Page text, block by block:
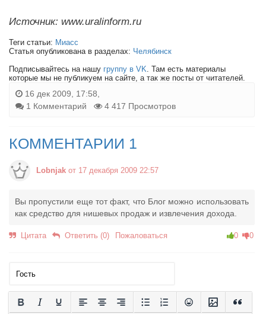
Источник: www.uralinform.ru
Теги статьи: Миасс
Статья опубликована в разделах: Челябинск
Подписывайтесь на нашу группу в VK. Там есть материалы
которые мы не публикуем на сайте, а так же посты от читателей.
16 дек 2009, 17:58,
1 Комментарий
4 417 Просмотров
КОММЕНТАРИИ 1
Lobnjak от 17 декабря 2009 22:57
Вы пропустили еще тот факт, что Блог можно использовать
как средство для нишевых продаж и извлечения дохода.
Цитата Ответить (0) Пожаловаться 0 0